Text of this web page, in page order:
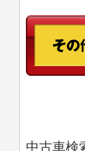
中古車検